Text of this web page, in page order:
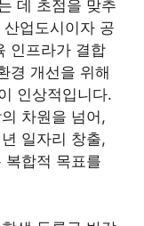
데 초점을 맞추
업도시이자 공
인프라가 결합
경 개선을 위해
인상적입니다.
차원을 넘어,
일자리 창출,
복합적 목표를